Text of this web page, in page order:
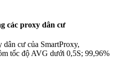
các proxy dân cư
cư của SmartProxy,
tốc độ AVG dưới 0,5S; 99,96%